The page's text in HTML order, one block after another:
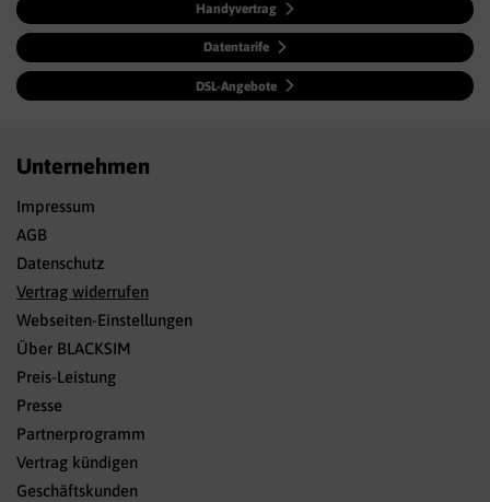
Handyvertrag
Datentarife
DSL-Angebote
Unternehmen
Impressum
AGB
Datenschutz
Vertrag widerrufen
Webseiten-Einstellungen
Über BLACKSIM
Preis-Leistung
Presse
Partnerprogramm
Vertrag kündigen
Geschäftskunden